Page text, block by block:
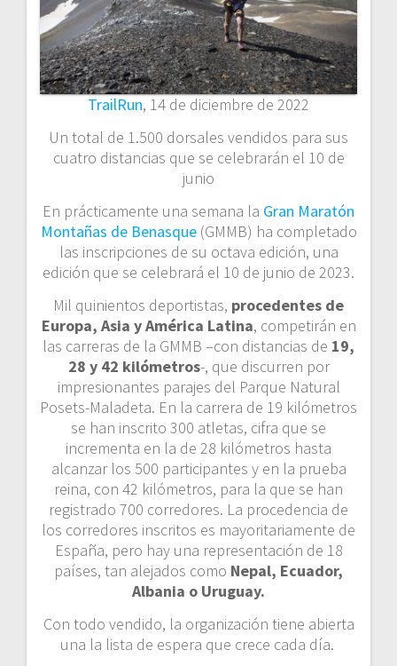
TrailRun, 14 de diciembre de 2022
Un total de 1.500 dorsales vendidos para sus
cuatro distancias que se celebrarán el 10 de
junio
En prácticamente una semana la Gran Maratón
Montañas de Benasque (GMMB) ha completado
las inscripciones de su octava edición, una
edición que se celebrará el 10 de junio de 2023.
Mil quinientos deportistas, procedentes de
Europa, Asia y América Latina, competirán en
las carreras de la GMMB –con distancias de 19,
28 y 42 kilómetros-, que discurren por
impresionantes parajes del Parque Natural
Posets-Maladeta. En la carrera de 19 kilómetros
se han inscrito 300 atletas, cifra que se
incrementa en la de 28 kilómetros hasta
alcanzar los 500 participantes y en la prueba
reina, con 42 kilómetros, para la que se han
registrado 700 corredores. La procedencia de
los corredores inscritos es mayoritariamente de
España, pero hay una representación de 18
países, tan alejados como Nepal, Ecuador,
Albania o Uruguay.
Con todo vendido, la organización tiene abierta
una la lista de espera que crece cada día.